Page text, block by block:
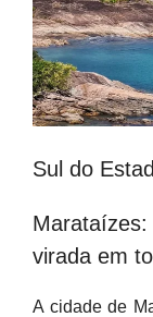
Sul do
virada em
A cidade de